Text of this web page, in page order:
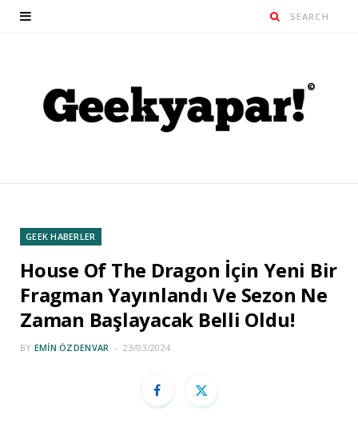
GEEK HABERLER
House Of The Dragon İçin Yeni Bir
Fragman Yayınlandı Ve Sezon Ne
Zaman Başlayacak Belli Oldu!
BY EMIN ÖZDENVAR 23/03/2024